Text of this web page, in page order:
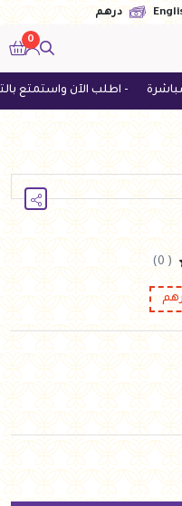
درهم
0
- اطلب الآن واستمتع بالتوصيل
( 0)